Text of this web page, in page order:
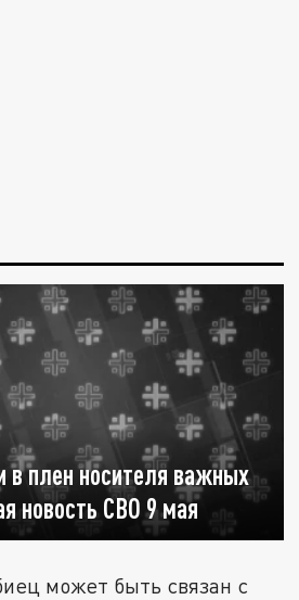
в плен носителя важных
новость СВО 9 мая
может быть связан с